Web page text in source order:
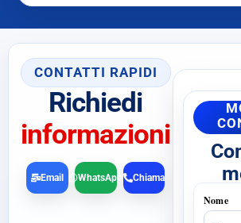
CONTATTI RAPIDI
Richiedi
informazioni
Chiama
Email WhatsApp
Nome